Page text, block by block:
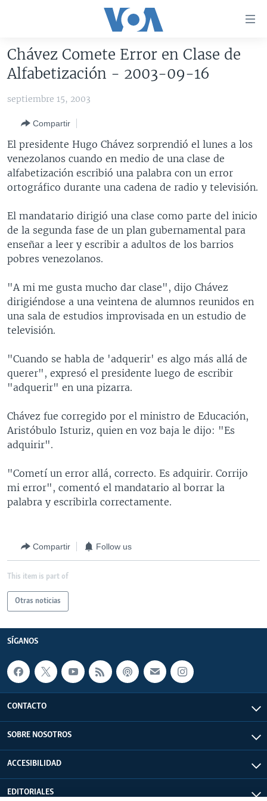
accesibilidad
Salte
al
contenido
principal
Salte
navegador
principal
Salte
AMÉRICA DEL NORTE
HAITÍ
ELECCIONES EEUU
VOTO DIVIDIDO
VOA VERIFICA
VOA VERIFICA UCRANIA/RUSIA
VOA VERIFICA INMIGRACIÓN
VOA VERIFICA AMÉRICA LATINA
AMÉRICA LATINA
ARGENTINA
BOLIVIA
COLOMBIA
CHILE
PERÚ
ECUADOR
BRASIL
CHINA EN AMÉRICA LATINA
CENTROAMÉRICA
COSTA RICA
EL SALVADOR
GUATEMALA
HONDURAS
OTRAS SECCIONES
INMIGRACIÓN
LIBERTAD DE PRENSA
MUNDO
ENTRETENIMIENTO Y CULTURA
TECNOLOGÍA
CIENCIA Y SALUD
ESPECIALES DE LA VOA
LIBERTAD DE PRENSA
UCRANIA
VIDEOS
FOTOGRAFÍA
PROGRAMAS TV
EL MUNDO AL DÍA
VISIÓN 360
LAS CLAVES
RADIO
AUDIONOTICIAS
BUENOS DÍAS AMÉRICA
EL MUNDO AL DÍA [RADIO]
FORO [RADIO]
DEPORTIVO INTERNACIONAL
NOTA ECONÓMICA
DOCUMENTALES DE LA VOA
Learning English
SÍGANOS
Idiomas
Chávez Comete Error en Clase de
Alfabetización - 2003-09-16
septiembre 15, 2003
Compartir
El presidente Hugo Chávez sorprendió el lunes a los
venezolanos cuando en medio de una clase de
alfabetización escribió una palabra con un error
ortográfico durante una cadena de radio y televisión.
El mandatario dirigió una clase como parte del inicio
de la segunda fase de un plan gubernamental para
enseñar a leer y escribir a adultos de los barrios
pobres venezolanos.
"A mi me gusta mucho dar clase", dijo Chávez
dirigiéndose a una veintena de alumnos reunidos en
una sala de estudios improvisada en un estudio de
televisión.
"Cuando se habla de 'adquerir' es algo más allá de
querer", expresó el presidente luego de escribir
"adquerir" en una pizarra.
Chávez fue corregido por el ministro de Educación,
Aristóbulo Isturiz, quien en voz baja le dijo: "Es
adquirir".
"Cometí un error allá, correcto. Es adquirir. Corrijo
mi error", comentó el mandatario al borrar la
palabra y escribirla correctamente.
Compartir Follow us
This item is part of
Otras noticias
SÍGANOS
CONTACTO
SOBRE NOSOTROS
ACCESIBILIDAD
EDITORIALES